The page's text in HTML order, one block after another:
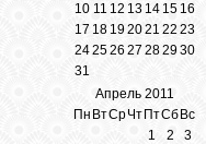
БИБЛИОТЕКА
10 11 12 131415 16
17 18 192021 2223
242526 27 2829 30
31
Апрель 2011
Пн ВтСрЧт ПтСб Вс
1
2
3